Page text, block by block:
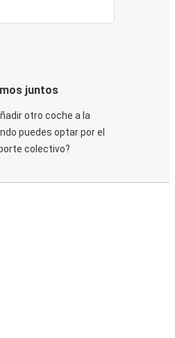
juntos
otro coche a la
puedes optar por el
colectivo?